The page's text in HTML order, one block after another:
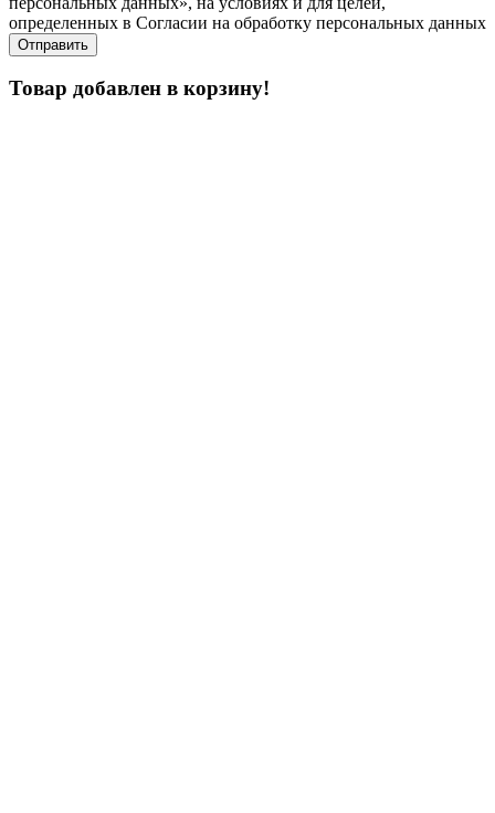
определенных в Согласии на обработку персональных данных
Товар добавлен в корзину!